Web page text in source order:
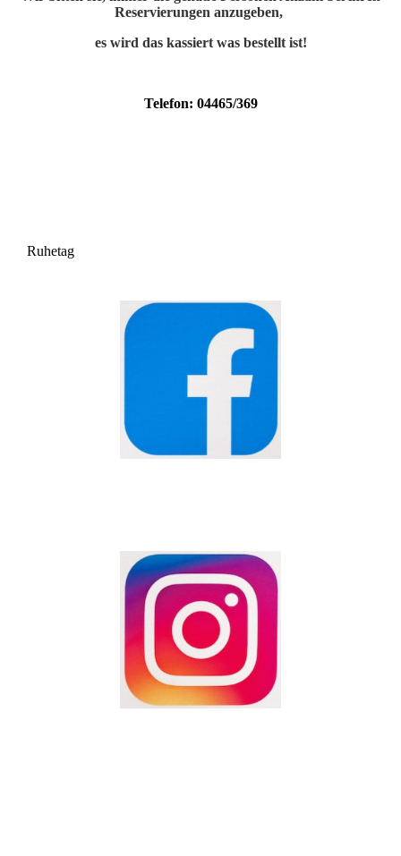
Reservierungen anzugeben,
es wird das kassiert was bestellt ist!
Telefon: 04465/369
Ruhetag